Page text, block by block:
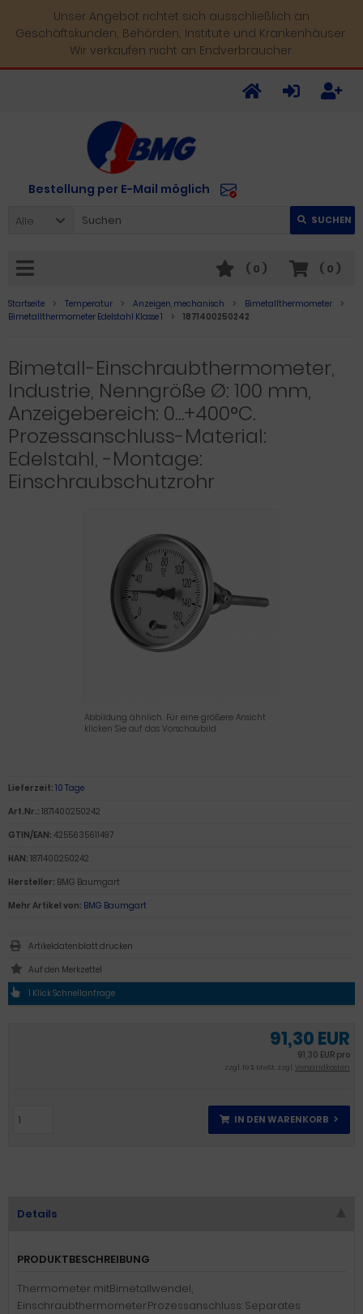
Unser Angebot richtet sich ausschließlich an
Geschäftskunden, Behörden, Institute und Krankenhäuser.
Wir verkaufen nicht an Endverbraucher.
Bestellung per E-Mail möglich
Alle SUCHEN
( 0 )
( 0 )
Startseite Temperatur Anzeigen, mechanisch
Bimetallthermometer
Bimetallthermometer Edelstahl Klasse 1
1871400250242
Bimetall-Einschraubthermometer,
Industrie, Nenngröße Ø: 100 mm,
Anzeigebereich: 0…+400°C.
Prozessanschluss-Material:
Edelstahl, -Montage:
Einschraubschutzrohr
Abbildung ähnlich. Für eine größere Ansicht
klicken Sie auf das Vorschaubild
91,30 EUR
91,30 EUR pro
zzgl. 19 % MwSt. zzgl.Versandkosten
IN DEN WARENKORB
Lieferzeit: 10 Tage
Art.Nr.: 1871400250242
GTIN/EAN: 4255635611497
HAN: 1871400250242
Hersteller: BMG Baumgart
Mehr Artikel von: BMG Baumgart
Artikeldatenblatt drucken
1 Klick Schnellanfrage
Details
PRODUKTBESCHREIBUNG
Thermometer mitBimetallwendel,
Einschraubthermometer.Prozessanschluss: Separates